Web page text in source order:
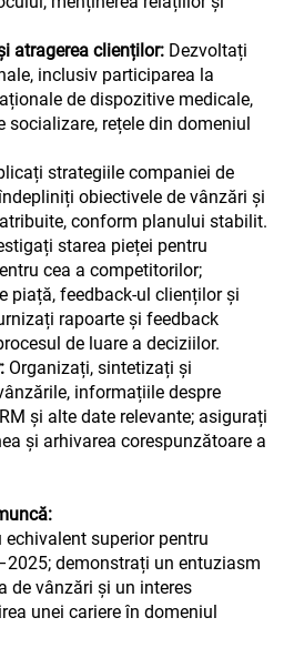
atragerea clienților: Dezvoltați
inclusiv participarea la
de dispozitive medicale,
socializare, rețele din domeniul
strategiile companiei de
obiectivele de vânzări și
conform planului stabilit.
starea pieței pentru
cea a competitorilor;
piață, feedback-ul clienților și
rapoarte și feedback
de luare a deciziilor.
Organizați, sintetizați și
informațiile despre
și alte date relevante; asigurați
și arhivarea corespunzătoare a
superior pentru
demonstrați un entuziasm
de vânzări și un interes
unei cariere în domeniul